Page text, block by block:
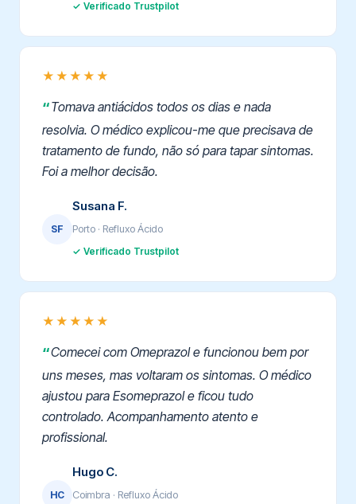
✓ Verificado Trustpilot
★★★★★
Tomava antiácidos todos os dias e nada
resolvia. O médico explicou-me que precisava de
tratamento de fundo, não só para tapar sintomas.
Foi a melhor decisão.
SF
Susana F.
Porto · Refluxo Ácido
✓ Verificado Trustpilot
★★★★★
Comecei com Omeprazol e funcionou bem por
uns meses, mas voltaram os sintomas. O médico
ajustou para Esomeprazol e ficou tudo
controlado. Acompanhamento atento e
profissional.
HC
Hugo C.
Coimbra · Refluxo Ácido